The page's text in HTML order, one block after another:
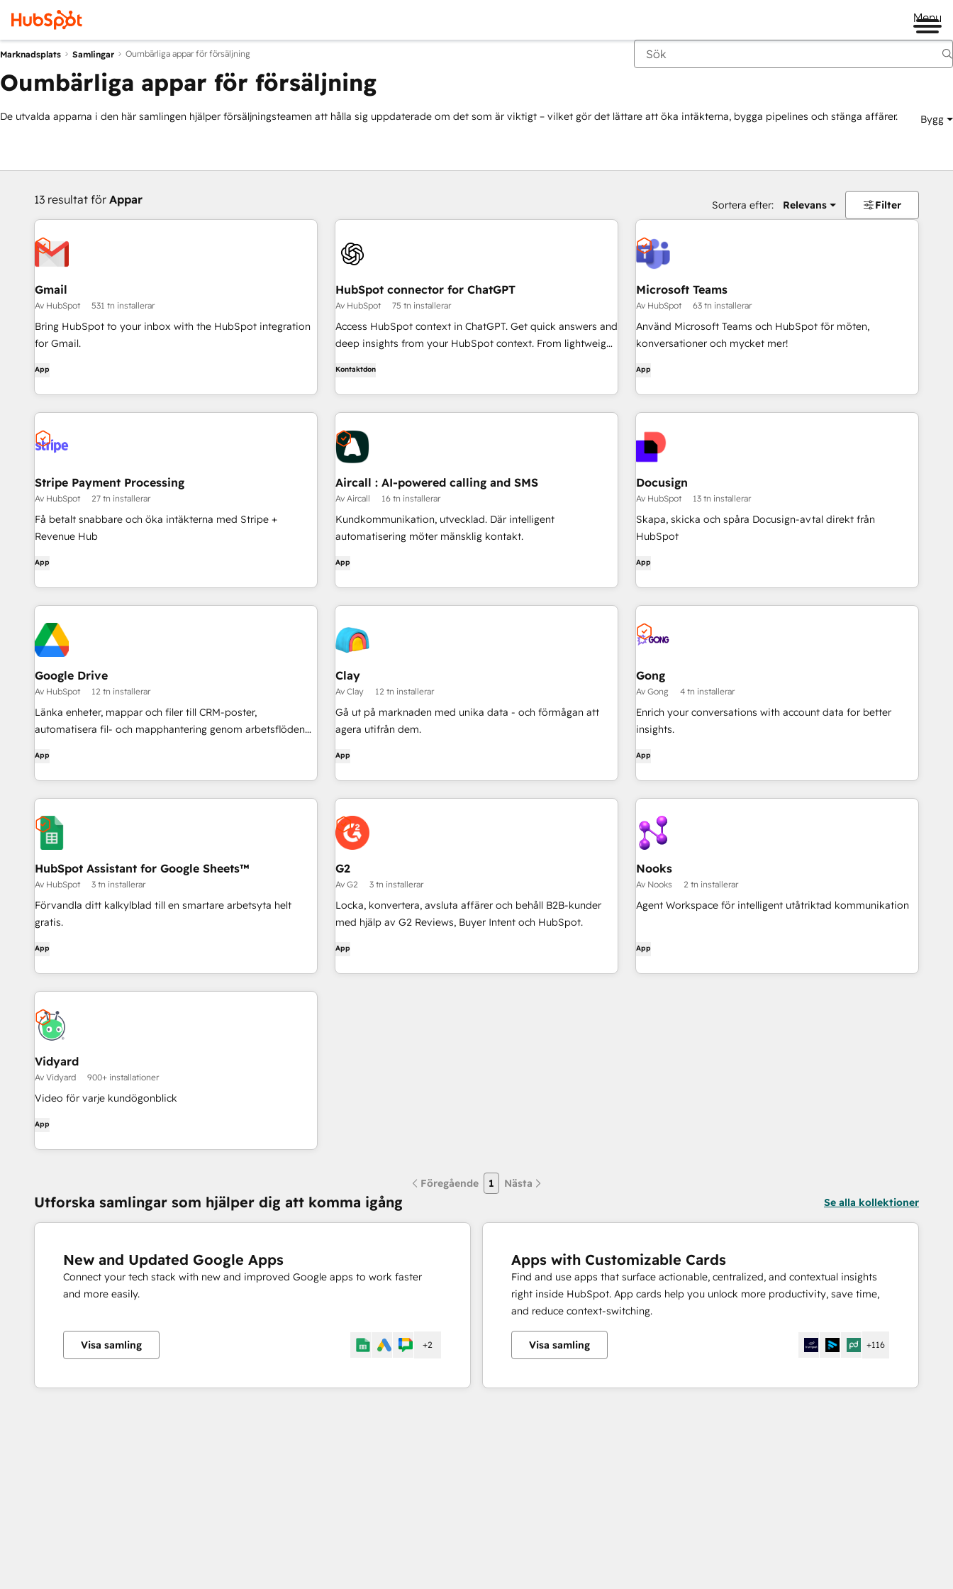
Menu
Marknadsplats Samlingar Oumbärliga appar för försäljning
Oumbärliga appar för försäljning
De utvalda apparna i den här samlingen hjälper försäljningsteamen att hålla sig uppdaterade om det som är viktigt – vilket gör det lättare att öka intäkterna, bygga pipelines och stänga affärer. Bygg
13 resultat för Appar Sortera efter: Relevans Filter
Gmail
Av HubSpot 531 tn installerar
Bring HubSpot to your inbox with the HubSpot integration
for Gmail.
App
HubSpot connector for ChatGPT
Av HubSpot 75 tn installerar
Access HubSpot context in ChatGPT. Get quick answers and
deep insights from your HubSpot context. From lightweight
Kontaktdon
Microsoft Teams
Av HubSpot 63 tn installerar
Använd Microsoft Teams och HubSpot för möten,
konversationer och mycket mer!
App
Stripe Payment Processing
Av HubSpot 27 tn installerar
Få betalt snabbare och öka intäkterna med Stripe +
Revenue Hub
App
Aircall : AI-powered calling and SMS
Av Aircall 16 tn installerar
Kundkommunikation, utvecklad. Där intelligent
automatisering möter mänsklig kontakt.
App
Docusign
Av HubSpot 13 tn installerar
Skapa, skicka och spåra Docusign-avtal direkt från
HubSpot
App
Google Drive
Av HubSpot 12 tn installerar
Länka enheter, mappar och filer till CRM-poster,
automatisera fil- och mapphantering genom arbetsflöden
HubSpot.
App
Clay
Av Clay 12 tn installerar
Gå ut på marknaden med unika data - och förmågan att
agera utifrån dem.
App
Gong
Av Gong 4 tn installerar
Enrich your conversations with account data for better
insights.
App
HubSpot Assistant for Google Sheets™
Av HubSpot 3 tn installerar
Förvandla ditt kalkylblad till en smartare arbetsyta helt
gratis.
App
G2
Av G2 3 tn installerar
Locka, konvertera, avsluta affärer och behåll B2B-kunder
med hjälp av G2 Reviews, Buyer Intent och HubSpot.
App
Nooks
Av Nooks 2 tn installerar
Agent Workspace för intelligent utåtriktad kommunikation
App
Vidyard
Av Vidyard 900+ installationer
Video för varje kundögonblick
App
Föregående 1 Nästa
Utforska samlingar som hjälper dig att komma igång Se alla kollektioner
New and Updated Google Apps
Connect your tech stack with new and improved Google apps to work faster
and more easily.
Visa samling +2
Apps with Customizable Cards
Find and use apps that surface actionable, centralized, and contextual insights
right inside HubSpot. App cards help you unlock more productivity, save time,
and reduce context-switching.
Visa samling +116